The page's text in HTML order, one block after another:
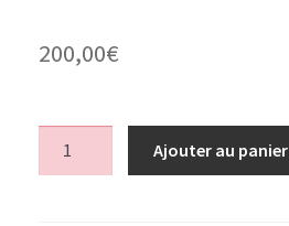
200,00€
Ajouter au panier